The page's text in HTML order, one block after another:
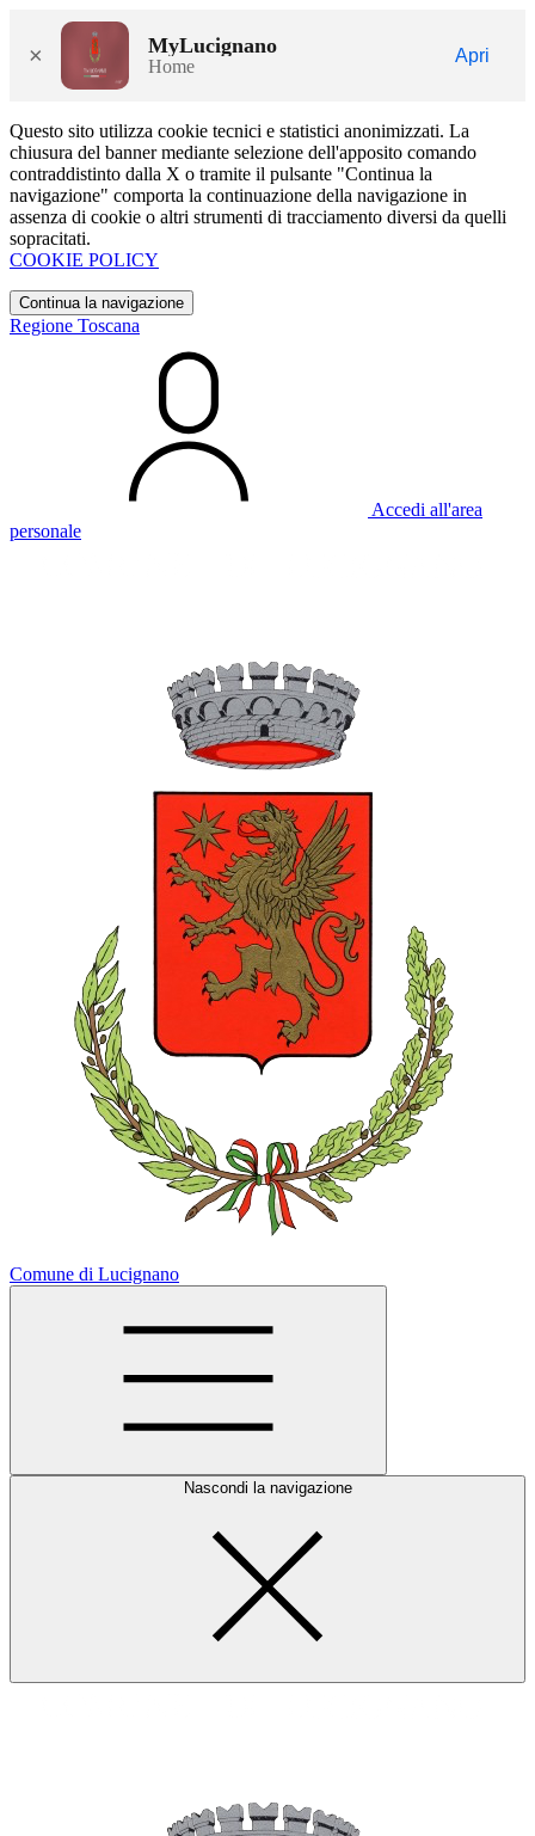
× MyLucignano
Home
Apri
Questo sito utilizza cookie tecnici e statistici anonimizzati. La
chiusura del banner mediante selezione dell'apposito comando
contraddistinto dalla X o tramite il pulsante "Continua la
navigazione" comporta la continuazione della navigazione in
assenza di cookie o altri strumenti di tracciamento diversi da quelli
sopracitati.
COOKIE POLICY
Continua la navigazione
Regione Toscana
Accedi all'area
personale
Comune di Lucignano
Nascondi la navigazione